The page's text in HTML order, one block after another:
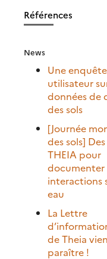
Références
News
Une enquête
utilisateur
données de
des sols
[Journée
des sols]
THEIA pour
documenter
interactions
eau
La Lettre
de Theia
paraître !